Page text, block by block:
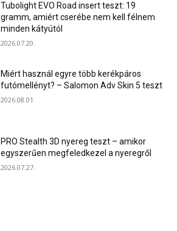
Tubolight EVO Road insert teszt: 19
gramm, amiért cserébe nem kell félnem
minden kátyútól
2026.07.20.
Miért használ egyre több kerékpáros
futómellényt? – Salomon Adv Skin 5 teszt
2026.08.01.
PRO Stealth 3D nyereg teszt – amikor
egyszerűen megfeledkezel a nyeregről
2026.07.27.